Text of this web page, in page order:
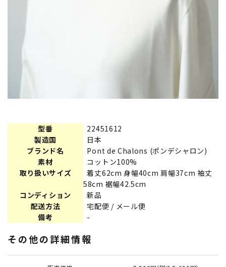
型番
22451612
製造国
日本
ブランド名
Pont de Chalons (ポンデシャロン)
素材
コットン100%
取り扱いサイズ
着丈62cm 身幅40cm 肩幅37cm 袖丈
58cm 裾幅42.5cm
コンディション
新品
配送方法
宅配便 / メール便
備考
-
その他の詳細情報